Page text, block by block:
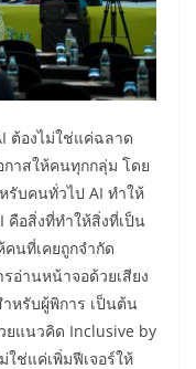
ต้องไม่ใช่แค่ฉลาด
าสให้คนทุกกลุ่ม โดย
รับคนทั่วไป AI ทำให้
อสิ่งที่ทำให้สิ่งที่เป็น
คนที่เคยถูกจำกัด
อ่านหน้าจอด้วยเสียง
หรับผู้พิการ เป็นต้น
ยแนวคิด Inclusive by
ช่แค่เพิ่มฟีเจอร์ให้